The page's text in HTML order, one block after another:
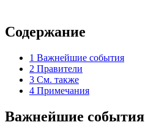
Содержание
1 Важнейшие события
2 Правители
3 См. также
4 Примечания
Важнейшие события